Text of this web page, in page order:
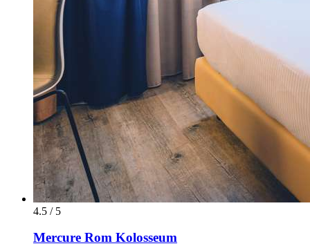
4.5 / 5
Mercure Rom Kolosseum